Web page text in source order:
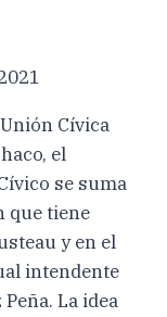
Cívica
el
se suma
que tiene
y en el
intendente
La idea